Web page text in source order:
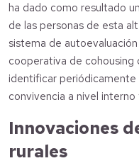
ha dado como resultado
de las personas de esta
sistema de
cooperativa de
identificar
convivencia a nivel
Innovaciones
rurales